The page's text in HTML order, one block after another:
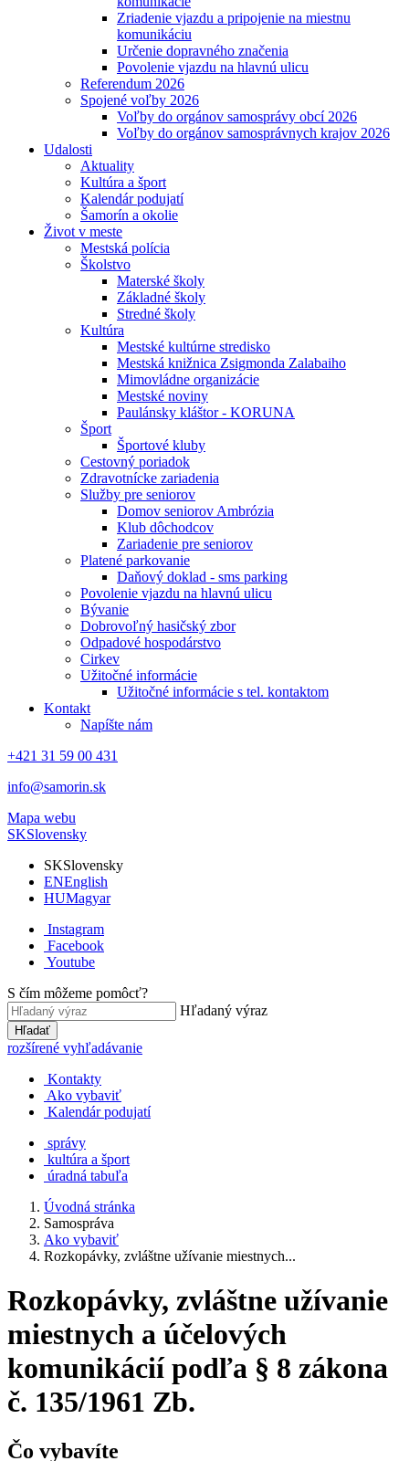
Zriadenie vjazdu a pripojenie na miestnu
komunikáciu
Určenie dopravného značenia
Povolenie vjazdu na hlavnú ulicu
Referendum 2026
Spojené voľby 2026
Voľby do orgánov samosprávy obcí 2026
Voľby do orgánov samosprávnych krajov 2026
Udalosti
Aktuality
Kultúra a šport
Kalendár podujatí
Šamorín a okolie
Život v meste
Mestská polícia
Školstvo
Materské školy
Základné školy
Stredné školy
Kultúra
Mestské kultúrne stredisko
Mestská knižnica Zsigmonda Zalabaiho
Mimovládne organizácie
Mestské noviny
Paulánsky kláštor - KORUNA
Šport
Športové kluby
Cestovný poriadok
Zdravotnícke zariadenia
Služby pre seniorov
Domov seniorov Ambrózia
Klub dôchodcov
Zariadenie pre seniorov
Platené parkovanie
Daňový doklad - sms parking
Povolenie vjazdu na hlavnú ulicu
Bývanie
Dobrovoľný hasičský zbor
Odpadové hospodárstvo
Cirkev
Užitočné informácie
Užitočné informácie s tel. kontaktom
Kontakt
Napíšte nám
+421 31 59 00 431
info@samorin.sk
Mapa webu
SKSlovensky
SKSlovensky
ENEnglish
HUMagyar
Instagram
Facebook
Youtube
S čím môžeme pomôcť?
Hľadaný výraz
Hľadať
rozšírené vyhľadávanie
Kontakty
Ako vybaviť
Kalendár podujatí
správy
kultúra a šport
úradná tabuľa
Úvodná stránka
Samospráva
Ako vybaviť
Rozkopávky, zvláštne užívanie miestnych...
Rozkopávky, zvláštne užívanie
miestnych a účelových
komunikácií podľa § 8 zákona
č. 135/1961 Zb.
Čo vybavíte